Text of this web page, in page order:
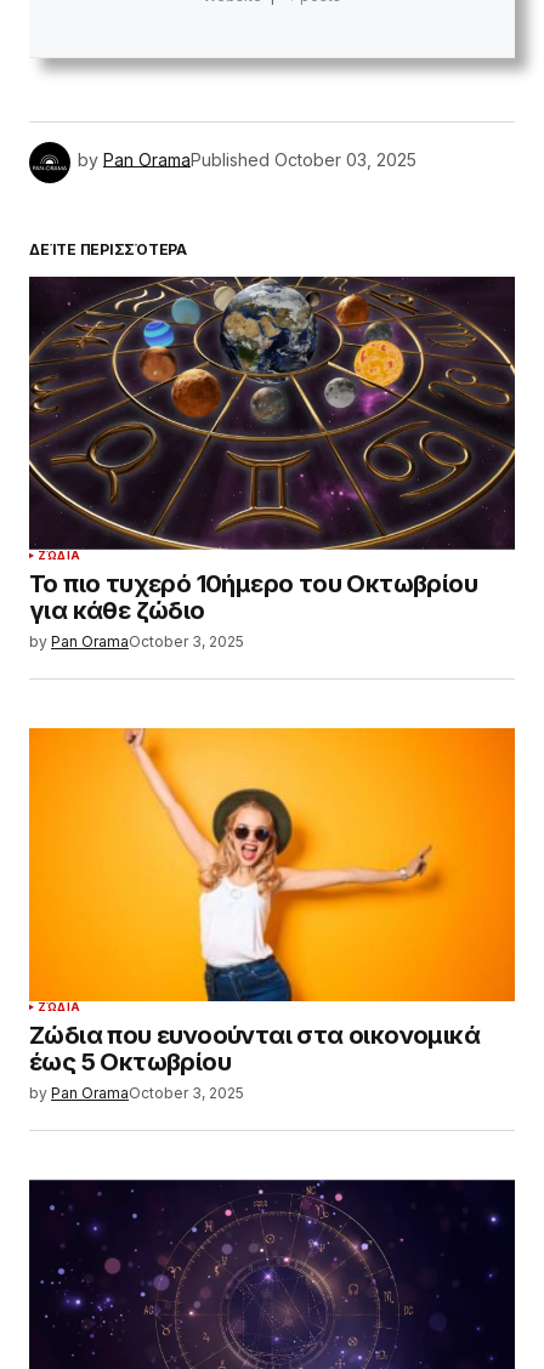
by Pan OramaPublished October 03, 2025
ΔΕΊΤΕ ΠΕΡΙΣΣΌΤΕΡΑ
ΖΏΔΙΑ
Το πιο τυχερό 10ήμερο του Οκτωβρίου
για κάθε ζώδιο
by Pan OramaOctober 3, 2025
ΖΏΔΙΑ
Ζώδια που ευνοούνται στα οικονομικά
έως 5 Οκτωβρίου
by Pan OramaOctober 3, 2025